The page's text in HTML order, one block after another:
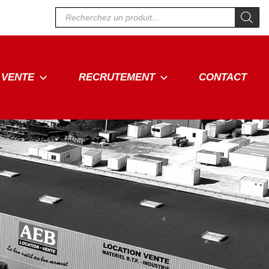
Recherche
de
produits
VENTE RECRUTEMENT CONTACT